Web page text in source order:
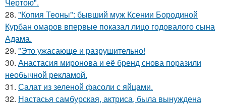
28. "Копия Теоны": бывший муж Ксении Бородиной
Курбан омаров впервые показал лицо годовалого сына
Адама.
29. "Это ужасающе и разрушительно!
30. Анастасия миронова и её бренд снова поразили
необычной рекламой.
31. Салат из зеленой фасоли с яйцами.
32. Настасья самбурская, актриса, была вынуждена